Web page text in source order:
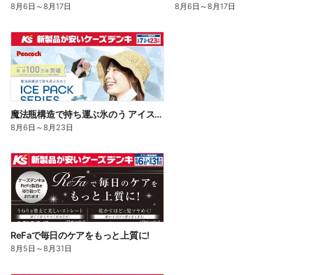
8月6日 ～8月17日 8月6日 ～8月17日
魔法瓶構造で持ち運ぶ氷のう アイスパックシリーズ
8月6日 ～8月23日
ReFaで毎日のケアをもっと上質に!
8月5日 ～8月31日